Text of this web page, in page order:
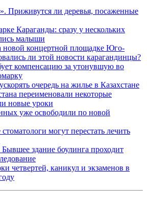
Приживутся ли деревья, посаженные
Караганды: сразу у нескольких
малыши
новой концертной площадке Юго-
ли этой новости карагандинцы?
компенсацию за утонувшую во
очередь на жилье в Казахстане
переименовали некоторые
новые уроки
уже освободили по новой
могут перестать лечить
Бывшее здание боулинга проходит
четвертей, каникул и экзаменов в